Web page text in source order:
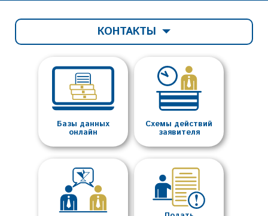
КОНТАКТЫ
Базы данных
онлайн
Схемы действий
заявителя